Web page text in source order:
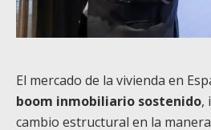
El mercado de la vivienda en
boom inmobiliario sostenido,
cambio estructural en la